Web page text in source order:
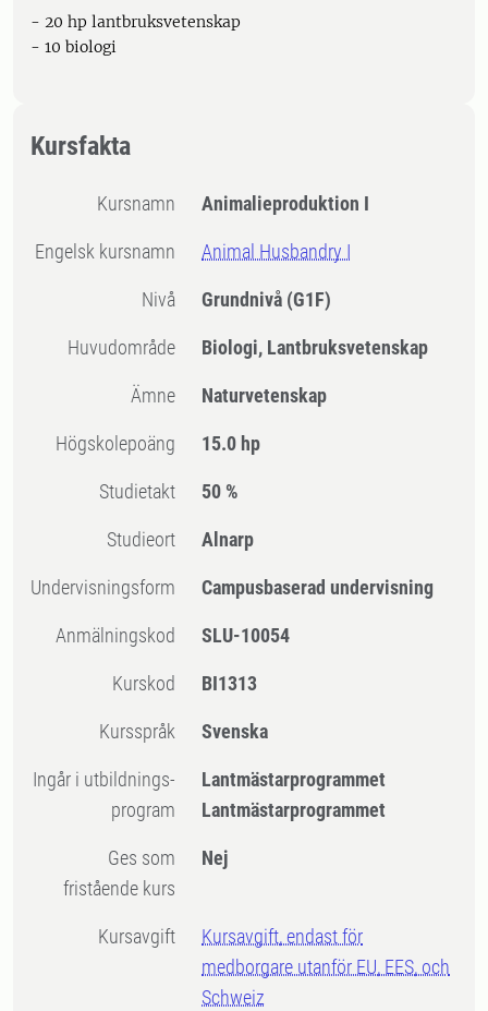
- 20 hp lantbruksvetenskap
- 10 biologi
Kursfakta
Kursnamn Animalieproduktion I
Engelsk kursnamn Animal Husbandry I
Nivå Grundnivå (G1F)
Huvudområde Biologi, Lantbruksvetenskap
Ämne Naturvetenskap
högskolepoäng 15.0 hp
Studietakt 50 %
Studieort Alnarp
Undervisningsform Campusbaserad undervisning
Anmälningskod SLU-10054
Kurskod BI1313
Kursspråk Svenska
Ingår i utbildnings-
program
Lantmästarprogrammet
Lantmästarprogrammet
Ges som
fristående kurs
Nej
Kursavgift
Kursavgift, endast för
medborgare utanför EU, EES, och
Schweiz